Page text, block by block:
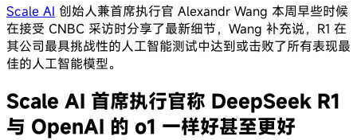
Scale AI 创始人兼首席执行官 Alexandr Wang 本周早些时候
在接受 CNBC 采访时分享了最新细节，Wang 补充说，R1 在
其公司最具挑战性的人工智能测试中达到或击败了所有表现最
佳的人工智能模型。
Scale AI 首席执行官称 DeepSeek R1
与 OpenAI 的 o1 一样好甚至更好